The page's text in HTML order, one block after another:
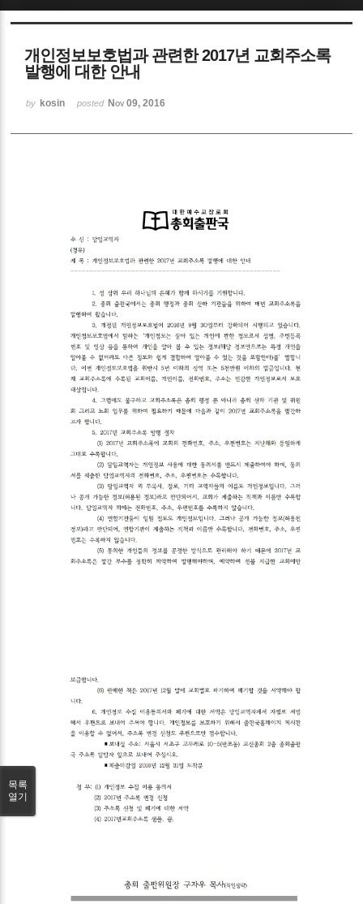
개인정보보호법과 관련한 2017년 교회주소록
발행에 대한 안내
by kosin posted Nov 09, 2016
목록
열기
Sketchbook5, 스케치북5